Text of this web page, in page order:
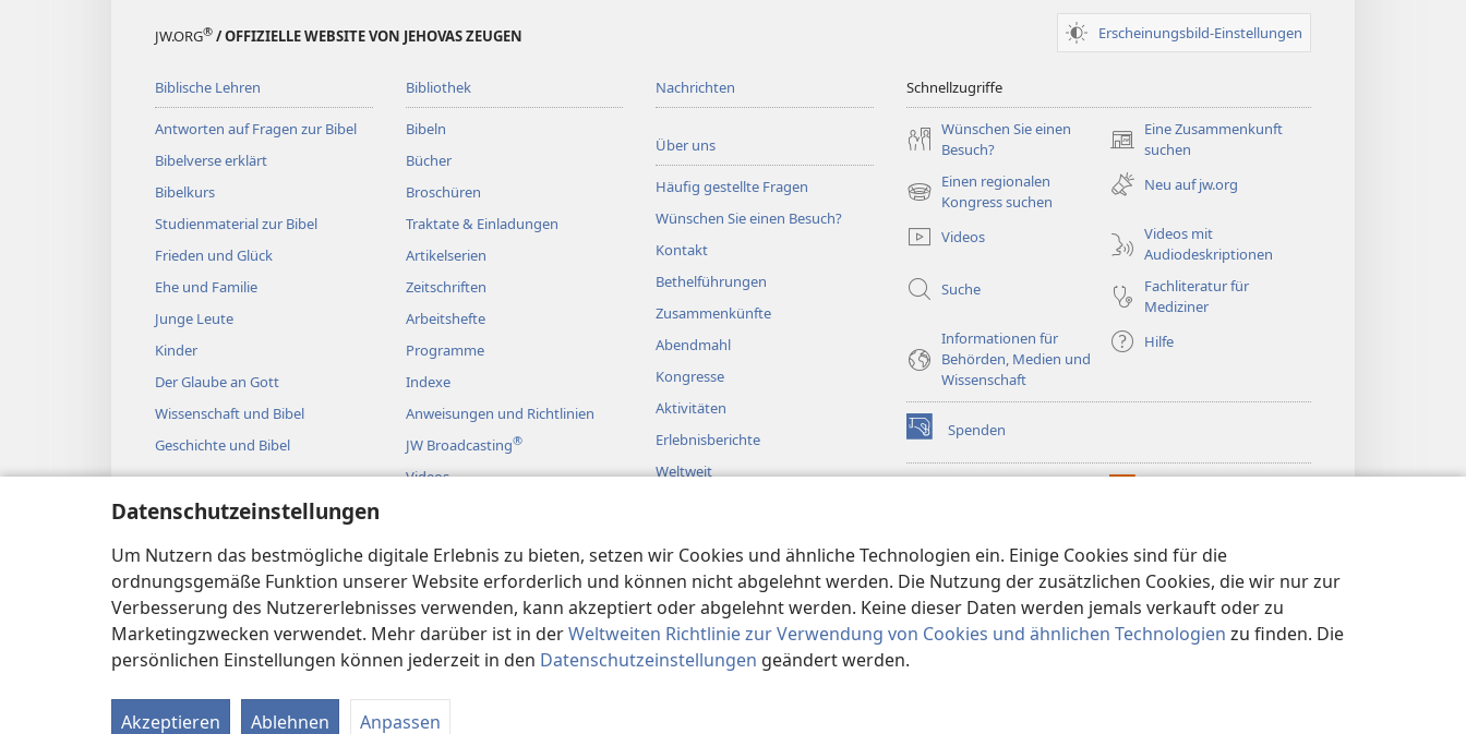
Datenschutzeinstellungen
Um Nutzern das bestmögliche digitale Erlebnis zu bieten, setzen wir Cookies und ähnliche Technologien ein. Einige Cookies sind für die
ordnungsgemäße Funktion unserer Website erforderlich und können nicht abgelehnt werden. Die Nutzung der zusätzlichen Cookies, die wir nur zur
Verbesserung des Nutzererlebnisses verwenden, kann akzeptiert oder abgelehnt werden. Keine dieser Daten werden jemals verkauft oder zu
Marketingzwecken verwendet. Mehr darüber ist in derWeltweiten Richtlinie zur Verwendung von Cookies und ähnlichen Technologien zu finden. Die
persönlichen Einstellungen können jederzeit in den Datenschutzeinstellungen geändert werden.
Akzeptieren Ablehnen Anpassen
JW.ORG® / OFFIZIELLE WEBSITE VON JEHOVAS ZEUGEN Erscheinungsbild-Einstellungen
Biblische Lehren
Antworten auf Fragen zur Bibel
Bibelverse erklärt
Bibelkurs
Studienmaterial zur Bibel
Frieden und Glück
Ehe und Familie
Junge Leute
Kinder
Der Glaube an Gott
Wissenschaft und Bibel
Geschichte und Bibel
Bibliothek
Bibeln
Bücher
Broschüren
Traktate & Einladungen
Artikelserien
Zeitschriften
Arbeitshefte
Programme
Indexe
Anweisungen und Richtlinien
JW Broadcasting®
Videos
Bibellesungen
Nachrichten
Über uns
Häufig gestellte Fragen
Wünschen Sie einen Besuch?
Kontakt
Bethelführungen
Zusammenkünfte
Abendmahl
Kongresse
Aktivitäten
Erlebnisberichte
Weltweit
Schnellzugriffe
Wünschen Sie einen
Besuch?
Eine Zusammenkunft
suchen
(öffnet
neues
Fenster)
Einen regionalen
Kongress suchen
(öffnet
Fenster)
Neu auf jw.org
Videos
Videos mit
Audiodeskriptionen
Suche
Fachliteratur für
Mediziner
Informationen für
Behörden, Medien und
Wissenschaft
Hilfe
Spenden
(öffnet
neues
Fenster)
Fenster)JW Library Watchtower Library
Copyright© 2026 Watch Tower Bible and Tract Society of Pennsylvania. NUTZUNGSBEDINGUNGEN |DATENSCHUTZERKLÄRUNG